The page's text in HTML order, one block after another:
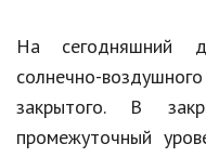
На сегодняшний
солнечно-
закрытого. В
промежуточный